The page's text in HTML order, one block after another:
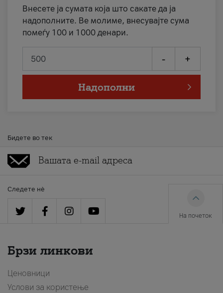
Внесете ја сумата која што сакате да ја
надополните. Ве молиме, внесувајте сума
помеѓу 100 и 1000 денари.
- +
Надополни
Бидете во тек
Следете нè
На почеток
Брзи линкови
Ценовници
Услови за користење